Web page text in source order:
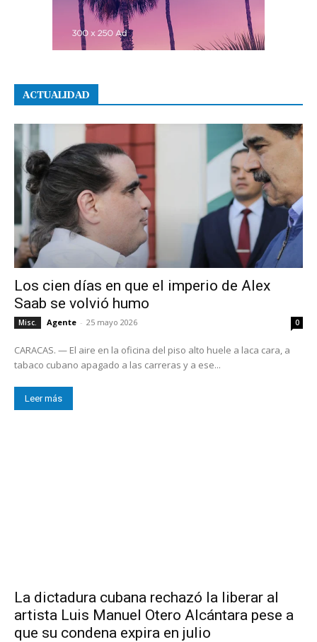
ACTUALIDAD
Los cien días en que el imperio de Alex
Saab se volvió humo
Misc. Agente - 25 mayo 2026 0
CARACAS. — El aire en la oficina del piso alto huele a laca cara, a
tabaco cubano apagado a las carreras y a ese...
Leer más
La dictadura cubana rechazó la liberar al
artista Luis Manuel Otero Alcántara pese a
que su condena expira en julio